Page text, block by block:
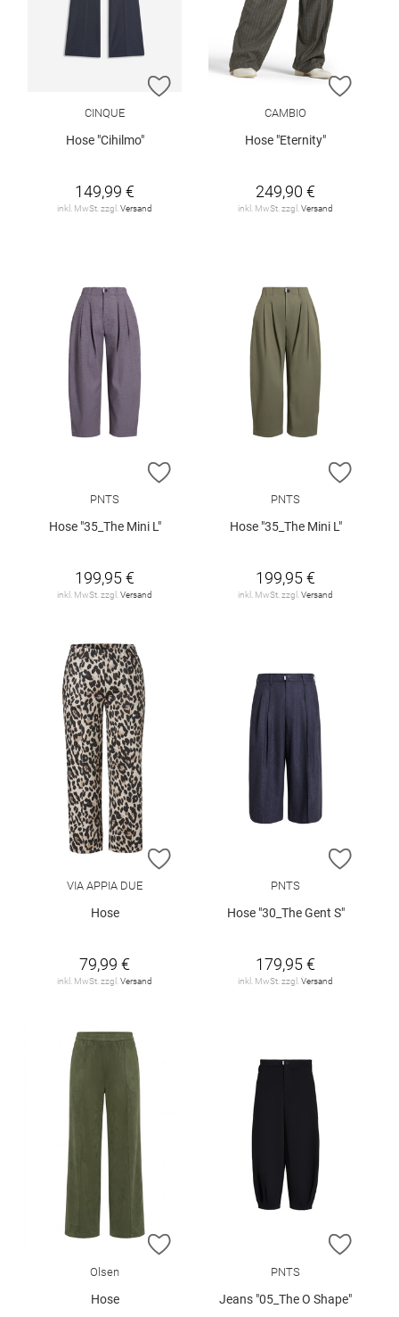
ZUR WUNSCHLISTE HINZUFÜGEN
CINQUE
Hose "Cihilmo"
149,99 €
inkl. MwSt. zzgl. Versand
ZUR
CAMBIO
Hose "Eternity"
249,90 €
inkl. MwSt. zzgl. Versand
ZUR WUNSCHLISTE HINZUFÜGEN
PNTS
Hose "35_The Mini L"
199,95 €
inkl. MwSt. zzgl. Versand
ZUR
PNTS
Hose "35_The Mini L"
199,95 €
inkl. MwSt. zzgl. Versand
ZUR WUNSCHLISTE HINZUFÜGEN
VIA APPIA DUE
Hose
79,99 €
inkl. MwSt. zzgl. Versand
ZUR
PNTS
Hose "30_The Gent S"
179,95 €
inkl. MwSt. zzgl. Versand
ZUR WUNSCHLISTE HINZUFÜGEN
Olsen
Hose
ZUR
PNTS
Jeans "05_The O Shape"